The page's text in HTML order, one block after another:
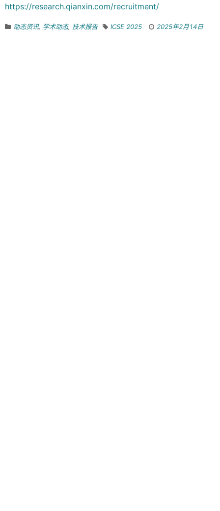
https://research.qianxin.com/recruitment/
动态资讯, 学术动态, 技术报告 ICSE 2025 2025年2月14日